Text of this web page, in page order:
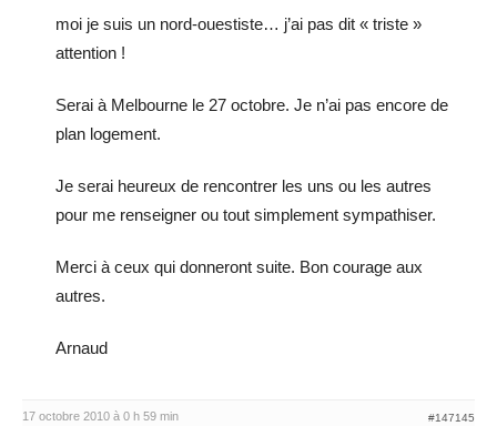
moi je suis un nord-ouestiste… j’ai pas dit « triste »
attention !
Serai à Melbourne le 27 octobre. Je n’ai pas encore de
plan logement.
Je serai heureux de rencontrer les uns ou les autres
pour me renseigner ou tout simplement sympathiser.
Merci à ceux qui donneront suite. Bon courage aux
autres.
Arnaud
17 octobre 2010 à 0 h 59 min #147145